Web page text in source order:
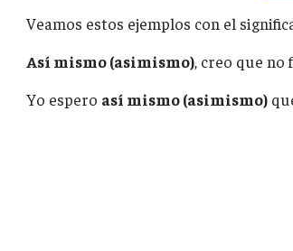
Veamos estos ejemplos con el
Así mismo (asimismo), creo que no
Yo espero así mismo (asimismo)